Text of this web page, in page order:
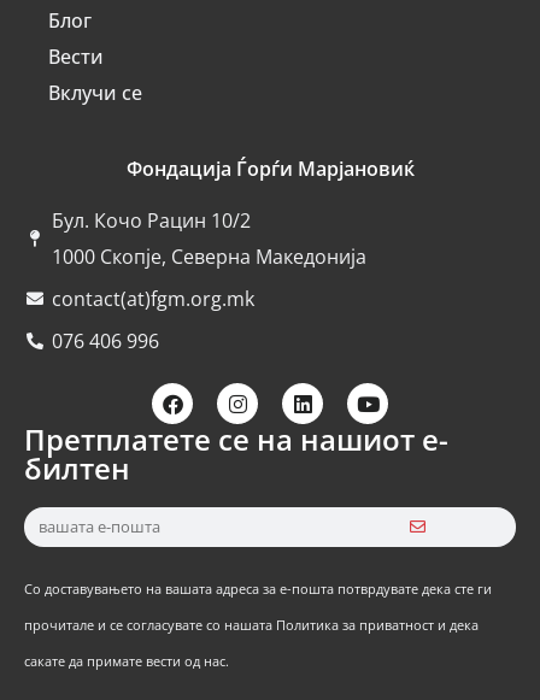
Блог
Вести
Вклучи се
Фондација Ѓорѓи Марјановиќ
Бул. Кочо Рацин 10/2
1000 Скопје, Северна Македонија
contact(at)fgm.org.mk
076 406 996
Претплатете се на нашиот е-
билтен
Со доставувањето на вашата адреса за е-пошта потврдувате дека сте ги
прочитале и се согласувате со нашата Политика за приватност и дека
сакате да примате вести од нас.